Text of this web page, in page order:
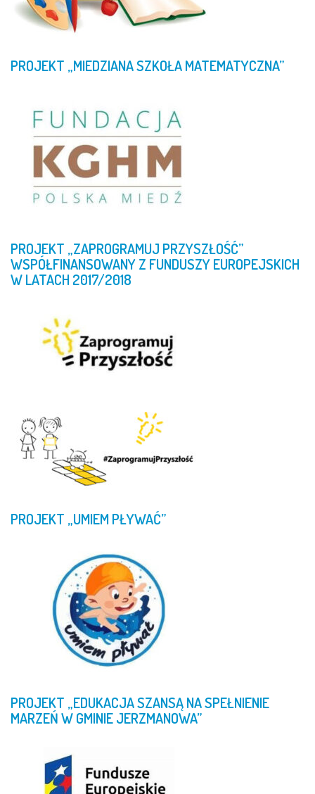
PROJEKT „MIEDZIANASZKOŁAMATEMATYCZNA”
PROJEKT „ZAPROGRAMUJ PRZYSZŁOŚĆ”
WSPÓŁFINANSOWANYZ FUNDUSZYEUROPEJSKICH
WLATACH2017/2018
PROJEKT „UMIEMPŁYWAĆ”
PROJEKT „EDUKACJASZANSĄNASPEŁNIENIE
MARZEŃWGMINIEJERZMANOWA”